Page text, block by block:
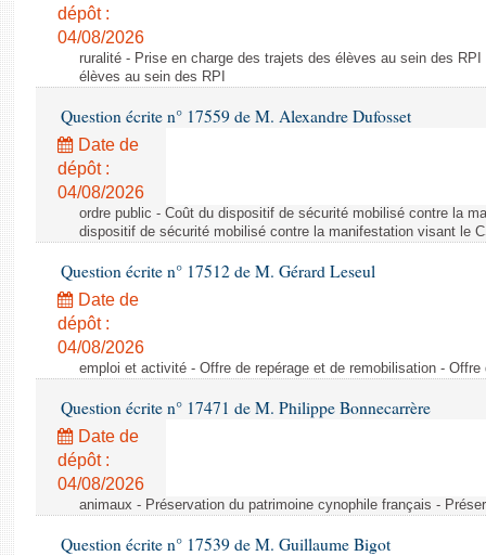
dépôt :
04/08/2026
ruralité - Prise en charge des trajets des élèves au sein des
élèves au sein des RPI
Question écrite n° 17559 de M. Alexandre Dufosset
Date de
dépôt :
04/08/2026
ordre public - Coût du dispositif de sécurité mobilisé contre la
dispositif de sécurité mobilisé contre la manifestation visant le
Question écrite n° 17512 de M. Gérard Leseul
Date de
dépôt :
04/08/2026
emploi et activité - Offre de repérage et de remobilisation -
Question écrite n° 17471 de M. Philippe Bonnecarrère
Date de
dépôt :
04/08/2026
animaux - Préservation du patrimoine cynophile français -
Question écrite n° 17539 de M. Guillaume Bigot